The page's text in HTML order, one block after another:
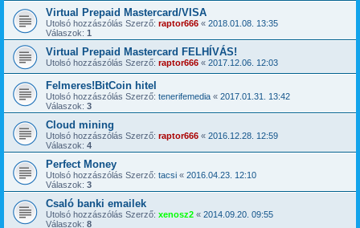
Virtual Prepaid Mastercard/VISA
Utolsó hozzászólás Szerző: raptor666 « 2018.01.08. 13:35
Válaszok: 1
Virtual Prepaid Mastercard FELHÍVÁS!
Utolsó hozzászólás Szerző: raptor666 « 2017.12.06. 12:03
Felmeres!BitCoin hitel
Utolsó hozzászólás Szerző: tenerifemedia « 2017.01.31. 13:42
Válaszok: 3
Cloud mining
Utolsó hozzászólás Szerző: raptor666 « 2016.12.28. 12:59
Válaszok: 4
Perfect Money
Utolsó hozzászólás Szerző: tacsi « 2016.04.23. 12:10
Válaszok: 3
Csaló banki emailek
Utolsó hozzászólás Szerző: xenosz2 « 2014.09.20. 09:55
Válaszok: 8